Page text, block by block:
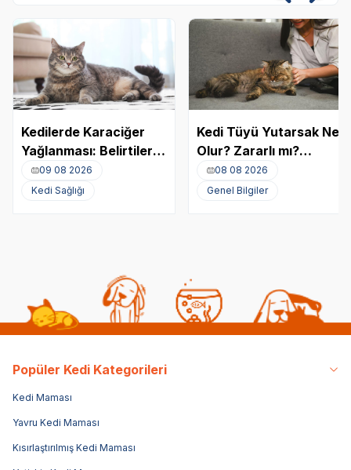
Kedilerde Karaciğer
Yağlanması: Belirtileri,
Nedenleri ve Tedavisi
09 08 2026
Kedi Sağlığı
Kedi Tüyü Yutarsak Ne
Olur? Zararlı mı?
Akciğere Kedi Tüyü
Kaçması
08 08 2026
Genel Bilgiler
Popüler Kedi Kategorileri
Kedi Maması
Yavru Kedi Maması
Kısırlaştırılmış Kedi Maması